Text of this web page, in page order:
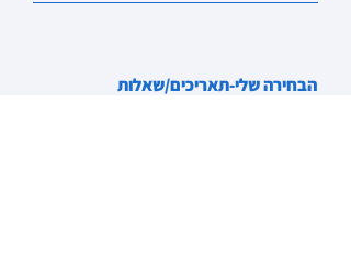
הבחירה שלי-תאריכים/שאלות